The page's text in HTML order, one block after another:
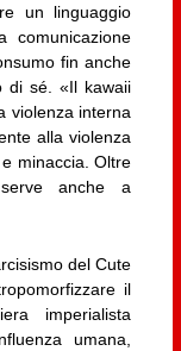
un linguaggio
comunicazione
fin anche
di sé. «Il kawaii
violenza interna
alla violenza
minaccia. Oltre
anche a
del Cute
il
imperialista
umana,